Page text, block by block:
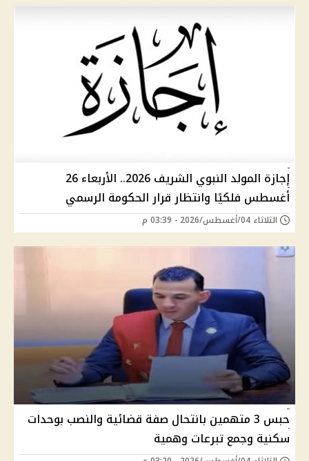
إجازة المولد النبوي الشريف 2026.. الأربعاء 26
أغسطس فلكيًا وانتظار قرار الحكومة الرسمي
الثلاثاء 04/أغسطس/2026 - 03:39 م
حبس 3 متهمين بانتحال صفة قضائية والنصب بوحدات
سكنية وجمع تبرعات وهمية